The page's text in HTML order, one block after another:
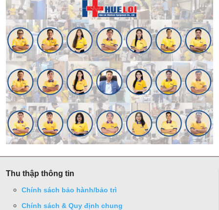
Thu thập thông tin
Chính sách bảo hành/bảo trì
Chính sách & Quy định chung